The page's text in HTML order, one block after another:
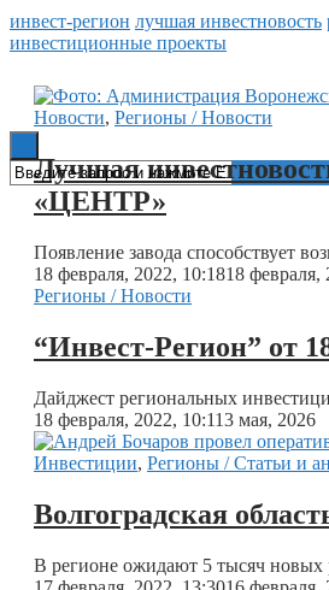
ESG
Книги
инвест-регион лучшая инвестновость
инвестиционные проекты
Новости, Регионы / Новости
Лучшая
«ЦЕНТР»
Появление завода способствует
18 февраля, 2022, 10:1818 февраля,
Регионы / Новости
“Инвест-Регион” от
Дайджест региональных
18 февраля, 2022, 10:113 мая, 2026
Инвестиции, Регионы / Статьи и
Волгоградская
В регионе ожидают 5 тысяч новых